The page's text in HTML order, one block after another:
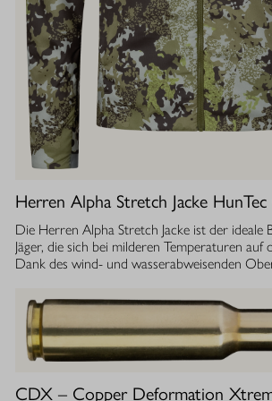
Herren Alpha Stretch Jacke
Die Herren Alpha Stretch Jacke ist der ideale
Jäger, die sich bei milderen Temperaturen auf
Dank des wind- und wasserabweisenden
leicht und dehnbar ist. Die geräuscharme
dafür, dass Sie sich unbemerkt fortbewegen
luftdurchlässige Isolierung ermöglicht einen
Feuchtigkeitstransport, sodass Sie auch bei
Aktivitäten stets ein angenehmes Tragegefühl
CDX – Copper Deformation